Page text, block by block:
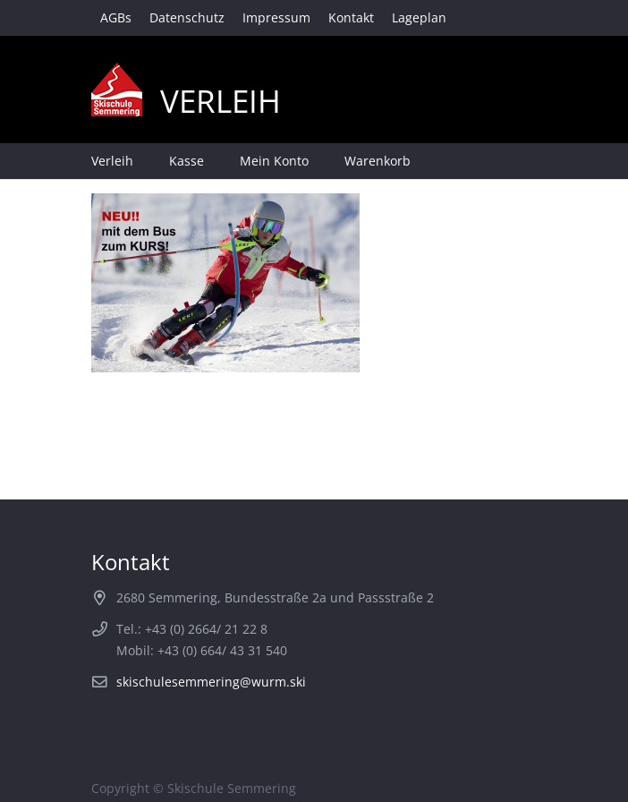
AGBs Datenschutz Impressum Kontakt Lageplan
VERLEIH
Verleih Kasse Mein Konto Warenkorb
Kontakt
2680 Semmering, Bundesstraße 2a und Passstraße 2
Tel.: +43 (0) 2664/ 21 22 8
Mobil: +43 (0) 664/ 43 31 540
skischulesemmering@wurm.ski
Copyright © Skischule Semmering